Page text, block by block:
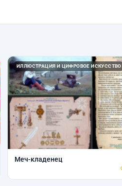
ИЛЛЮСТРАЦИЯ И ЦИФРОВОЕ ИСКУССТВО
Меч-кладенец